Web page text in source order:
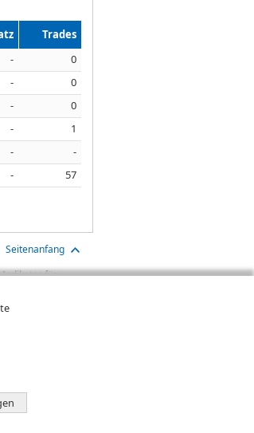
Trades
-
0
-
0
-
0
-
1
-
-
- 57
Seitenanfang
Indikator für
(wie z.B.
bzw.
notieren,